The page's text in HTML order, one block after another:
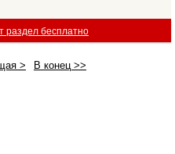
раздел бесплатно
> В конец >>